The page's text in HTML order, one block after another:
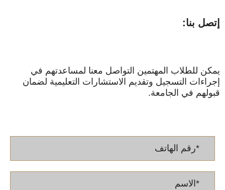
إتصل بنا:
يمكن للطلاب المهتمين التواصل معنا لمساعدتهم في
إجراءات التسجيل وتقديم الاستشارات التعليمية لضمان
قبولهم في الجامعة.